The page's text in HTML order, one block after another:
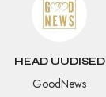
HEAD UUDISED
GoodNews